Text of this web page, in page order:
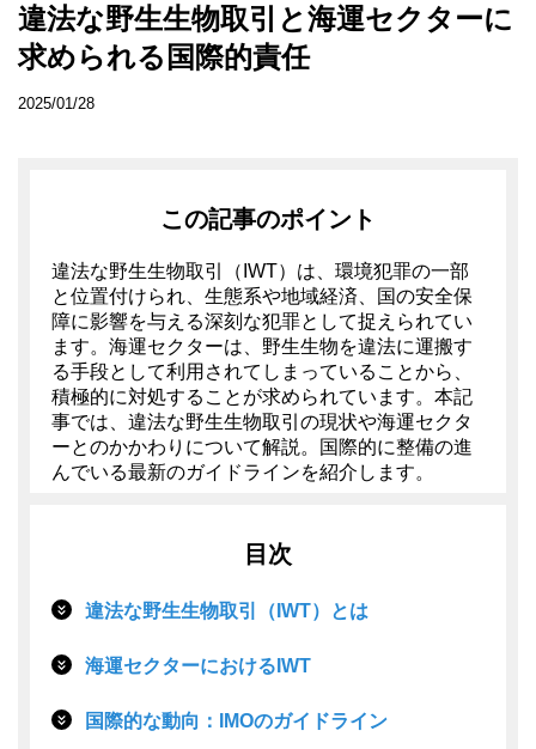
違法な野生生物取引と海運セクターに
求められる国際的責任
2025/01/28
この記事のポイント
違法な野生生物取引（IWT）は、環境犯罪の一部
と位置付けられ、生態系や地域経済、国の安全保
障に影響を与える深刻な犯罪として捉えられてい
ます。海運セクターは、野生生物を違法に運搬す
る手段として利用されてしまっていることから、
積極的に対処することが求められています。本記
事では、違法な野生生物取引の現状や海運セクタ
ーとのかかわりについて解説。国際的に整備の進
んでいる最新のガイドラインを紹介します。
目次
違法な野生生物取引（IWT）とは
海運セクターにおけるIWT
国際的な動向：IMOのガイドライン